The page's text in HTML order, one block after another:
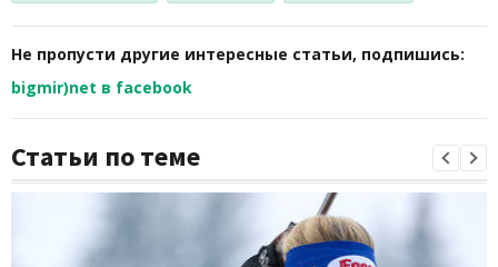
Не пропусти другие интересные статьи, подпишись:
bigmir)net в facebook
Статьи по теме